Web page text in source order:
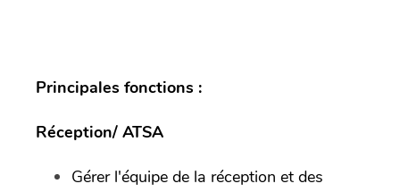
Principales fonctions :
Réception/ ATSA
Gérer l'équipe de la réception et des